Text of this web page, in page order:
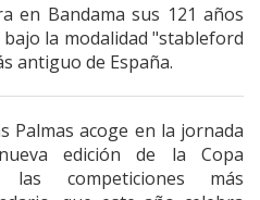
en Bandama sus 121 años
la modalidad "stableford
antiguo de España.
Palmas acoge en la jornada
edición de la Copa
competiciones más